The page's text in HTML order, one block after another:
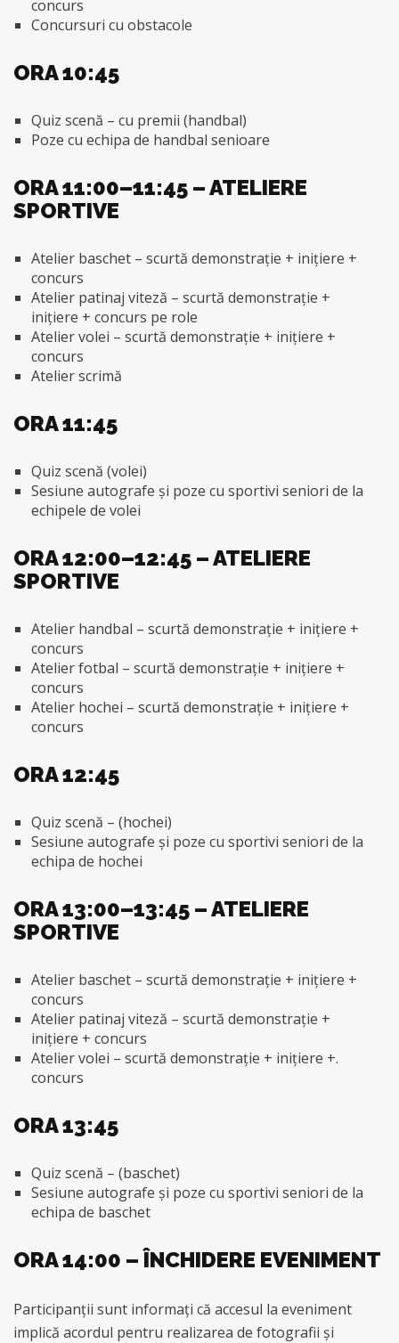
concurs
Concursuri cu obstacole
ORA 10:45
Quiz scenă – cu premii (handbal)
Poze cu echipa de handbal senioare
ORA 11:00–11:45 – ATELIERE
SPORTIVE
Atelier baschet – scurtă demonstrație + inițiere +
concurs
Atelier patinaj viteză – scurtă demonstrație +
inițiere + concurs pe role
Atelier volei – scurtă demonstrație + inițiere +
concurs
Atelier scrimă
ORA 11:45
Quiz scenă (volei)
Sesiune autografe și poze cu sportivi seniori de la
echipele de volei
ORA 12:00–12:45 – ATELIERE
SPORTIVE
Atelier handbal – scurtă demonstrație + inițiere +
concurs
Atelier fotbal – scurtă demonstrație + inițiere +
concurs
Atelier hochei – scurtă demonstrație + inițiere +
concurs
ORA 12:45
Quiz scenă – (hochei)
Sesiune autografe și poze cu sportivi seniori de la
echipa de hochei
ORA 13:00–13:45 – ATELIERE
SPORTIVE
Atelier baschet – scurtă demonstrație + inițiere +
concurs
Atelier patinaj viteză – scurtă demonstrație +
inițiere + concurs
Atelier volei – scurtă demonstrație + inițiere +.
concurs
ORA 13:45
Quiz scenă – (baschet)
Sesiune autografe și poze cu sportivi seniori de la
echipa de baschet
ORA 14:00 – ÎNCHIDERE EVENIMENT
Participanții sunt informați că accesul la eveniment
implică acordul pentru realizarea de fotografii și